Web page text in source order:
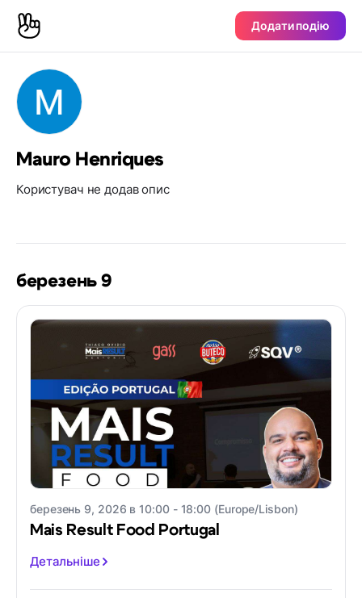
Додати подію
Mauro Henriques
Користувач не додав опис
березень 9
березень 9, 2026 в 10:00 - 18:00 (Europe/Lisbon)
Mais Result Food Portugal
Детальніше